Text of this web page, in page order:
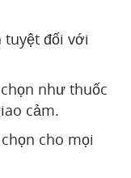
tuyệt đối với
như thuốc
cảm.
cho mọi